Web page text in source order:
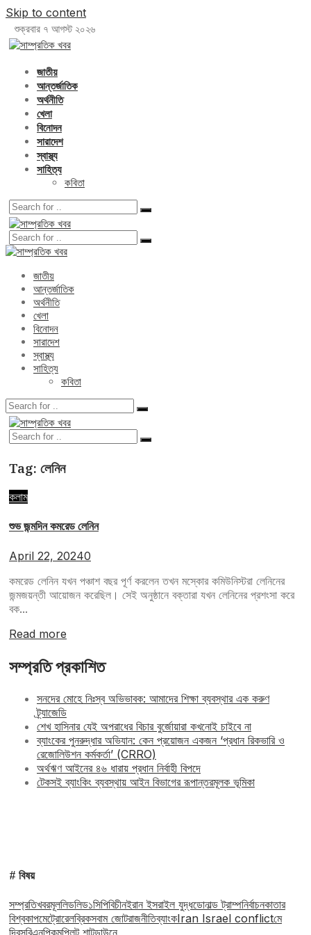
Skip to content
শুক্রবার ৭ আগস্ট ২০২৬
জাতীয়
আন্তর্জাতিক
অর্থনীতি
খেলা
বিনোদন
সারাদেশ
স্বাস্থ্য
সাহিত্য
কবিতা
জাতীয়
আন্তর্জাতিক
অর্থনীতি
খেলা
বিনোদন
সারাদেশ
স্বাস্থ্য
সাহিত্য
কবিতা
Tag: লেনিন
কলাম
শুভ জন্মদিন কমরেড লেনিন
April 22, 20240
কমরেড লেনিন যখন পঞ্চাশ বছর পূর্ণ করলেন তখন মস্কোর কমিউনিস্টরা লেনিনের
জন্মজয়ন্তী আয়োজন করেছিল। সেই অনুষ্ঠানে বক্তারা যখন লেনিনের প্রশংসা করে
বক...
Read more
সম্প্রতি প্রকাশিত
সনদের মোহে নিঃস্ব অভিভাবক: আমাদের শিক্ষা ব্যবস্থার এক করুণ
ট্র্যাজেডি
শেখ হাসিনার যেই অপরাধের বিচার বুর্জোয়ারা কখনোই চাইবে না
ব্যাংকের পুনরুদ্ধার অভিযান: কেন প্রয়োজন একজন ‘প্রধান রিকভারি ও
রেজোলিউশন কর্মকর্তা’ (CRRO)
অর্থঋণ আইনের ৪৬ ধারায় প্রধান নির্বাহী বিপদে
টেকসই ব্যাংকিং ব্যবস্থায় আইন বিভাগের রূপান্তরমূলক ভূমিকা
# বিষয়
সম্প্রতিখবরমূললিডলিড১সিপিবিচীনইরান ইসরাইল যুদ্ধডোনাল্ড ট্রাম্পনির্বাচনকাতার
বিশ্বকাপমেট্রোরেলব্রিকসবাম জোটরাজনীতিব্যাংকIran Israel conflictমে